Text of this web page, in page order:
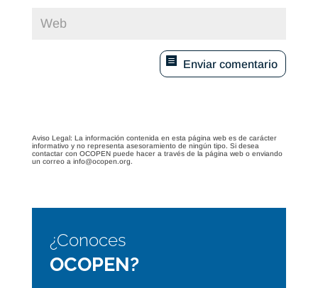
Enviar comentario
Aviso Legal: La información contenida en esta página web es de carácter
informativo y no representa asesoramiento de ningún tipo. Si desea
contactar con OCOPEN puede hacer a través de la página web o enviando
un correo a info@ocopen.org.
¿Conoces
OCOPEN?